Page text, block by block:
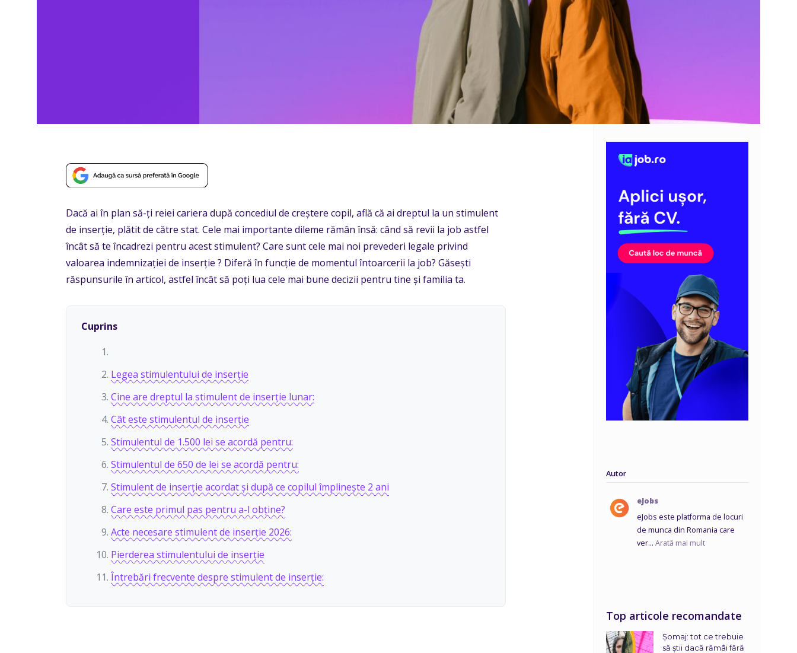
Dacă ai în plan să-ți reiei cariera după concediul de creștere copil, află că ai dreptul la un stimulent
de inserție, plătit de către stat. Cele mai importante dileme rămân însă: când să revii la job astfel
încât să te încadrezi pentru acest stimulent? Care sunt cele mai noi prevederi legale privind
valoarea indemnizației de inserție ? Diferă în funcție de momentul întoarcerii la job? Găsești
răspunsurile în articol, astfel încât să poți lua cele mai bune decizii pentru tine și familia ta.
Cuprins
Legea stimulentului de inserție
Cine are dreptul la stimulent de inserție lunar:
Cât este stimulentul de inserție
Stimulentul de 1.500 lei se acordă pentru:
Stimulentul de 650 de lei se acordă pentru:
Stimulent de inserție acordat și după ce copilul împlinește 2 ani
Care este primul pas pentru a-l obține?
Acte necesare stimulent de inserție 2026:
Pierderea stimulentului de inserție
Întrebări frecvente despre stimulent de inserție:
Autor
eJobs
eJobs este platforma de locuri
de munca din Romania care
ver...Arată mai mult
Top articole recomandate
Șomaj: tot ce trebuie
să știi dacă rămâi fără